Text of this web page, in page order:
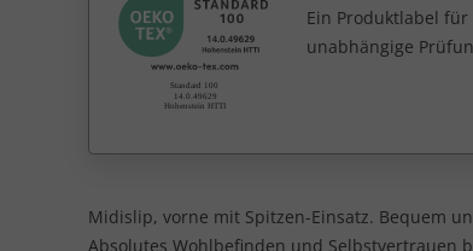
Ein Produktlabel
unabhängige
Midislip, vorne mit Spitzen-Einsatz. Bequem
Absolutes Wohlbefinden und Selbstvertrauen